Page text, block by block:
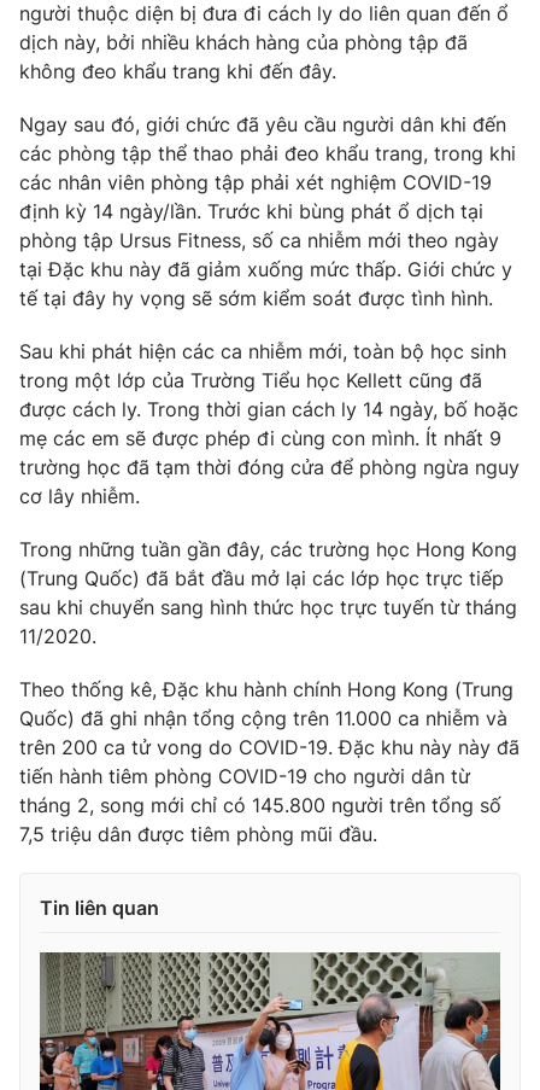
Phim VTV
Hậu trường
Nhân vật
Khán giả
Giải sao mai
Giải trí
Điện ảnh
Âm nhạc
Sao
Du lịch
Làm đẹp
Chất lượng cuộc sống
Giáo dục
Tuyển sinh
Học trực tuyến
Công nghệ
Hitech Công nghệ tương lai
Sản phẩm
Thị trường
Tư vấn
Giao lưu trực tuyến
Lịch phát sóng
Chuyên mục khác
Photo Infographic
VTV Money VTV Thể thao
VTV Sức khoẻ Bất động sản
VTV9 VTV8
Liên hệ tòa soạn English
người thuộc diện bị đưa đi cách ly do liên quan đến ổ
dịch này, bởi nhiều khách hàng của phòng tập đã
không đeo khẩu trang khi đến đây.
Ngay sau đó, giới chức đã yêu cầu người dân khi đến
các phòng tập thể thao phải đeo khẩu trang, trong khi
các nhân viên phòng tập phải xét nghiệm COVID-19
định kỳ 14 ngày/lần. Trước khi bùng phát ổ dịch tại
phòng tập Ursus Fitness, số ca nhiễm mới theo ngày
tại Đặc khu này đã giảm xuống mức thấp. Giới chức y
tế tại đây hy vọng sẽ sớm kiểm soát được tình hình.
Sau khi phát hiện các ca nhiễm mới, toàn bộ học sinh
trong một lớp của Trường Tiểu học Kellett cũng đã
được cách ly. Trong thời gian cách ly 14 ngày, bố hoặc
mẹ các em sẽ được phép đi cùng con mình. Ít nhất 9
trường học đã tạm thời đóng cửa để phòng ngừa nguy
cơ lây nhiễm.
Trong những tuần gần đây, các trường học Hong Kong
(Trung Quốc) đã bắt đầu mở lại các lớp học trực tiếp
sau khi chuyển sang hình thức học trực tuyến từ tháng
11/2020.
Theo thống kê, Đặc khu hành chính Hong Kong (Trung
Quốc) đã ghi nhận tổng cộng trên 11.000 ca nhiễm và
trên 200 ca tử vong do COVID-19. Đặc khu này này đã
tiến hành tiêm phòng COVID-19 cho người dân từ
tháng 2, song mới chỉ có 145.800 người trên tổng số
7,5 triệu dân được tiêm phòng mũi đầu.
Tin liên quan